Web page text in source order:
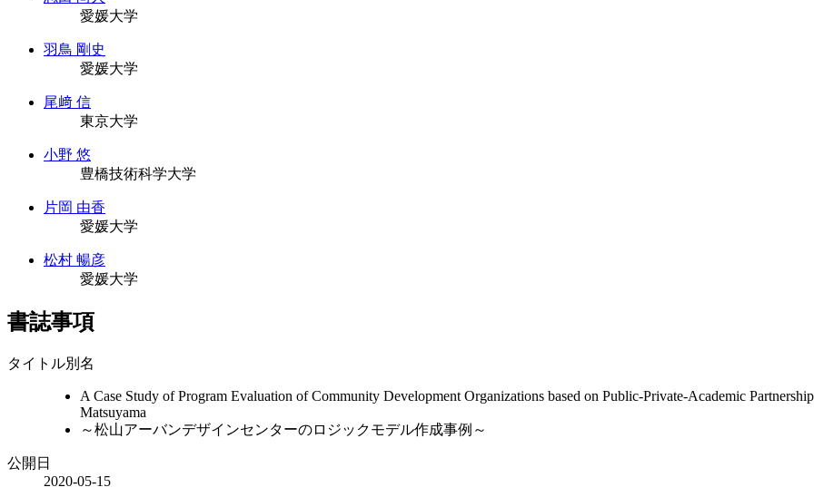
愛媛大学
羽鳥 剛史
愛媛大学
尾﨑 信
東京大学
小野 悠
豊橋技術科学大学
片岡 由香
愛媛大学
松村 暢彦
愛媛大学
書誌事項
タイトル別名
A Case Study of Program Evaluation of Community Development Organizations based on Public-Private-Academic
Matsuyama
～松山アーバンデザインセンターのロジックモデル作成事例～
公開日
2020-05-15